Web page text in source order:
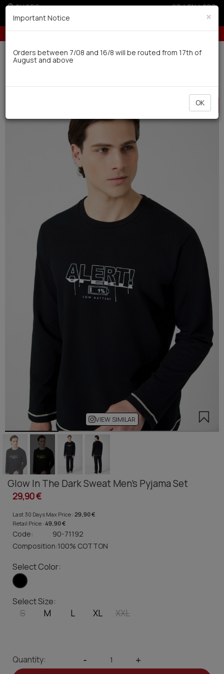
SHOPS GR|EN|SRB
Up to 6 interest-free installments with credit cards for orders over 100€
Delivery in 7-9 working days via UPS
HOT
OFFER
VIEW SIMILAR
Glow In The Dark Sweat Men's Pyjama Set
29,90 €
Last 30 Days Max Price : 29,90 €
Retail Price : 49,90 €
Code:
90-71192
Composition:100% COTTON
Select Color:
Select Size:
S M L XL XXL
Quantity: - +
×
Important Notice
Orders between 7/08 and 16/8 will be routed from 17th of
August and above
OK